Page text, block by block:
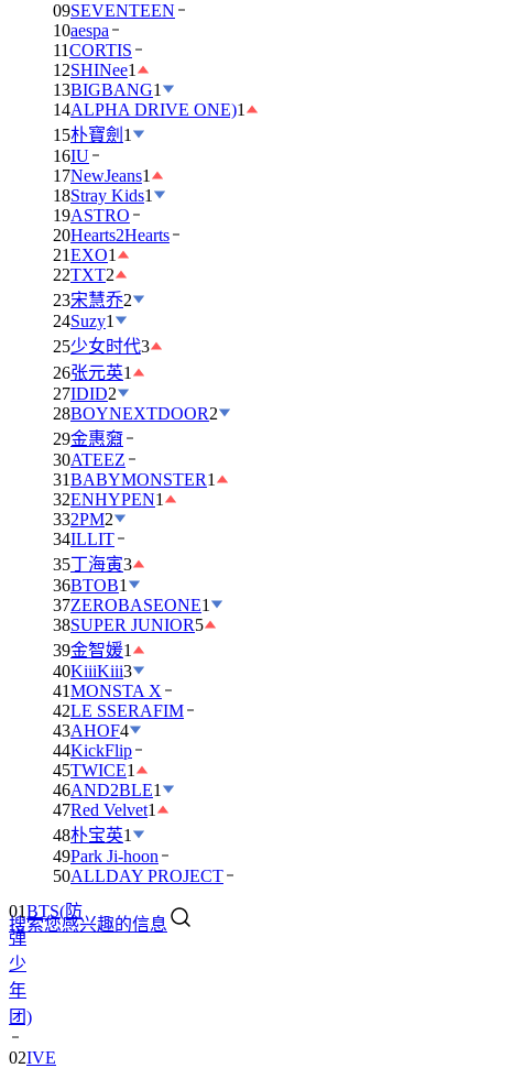
09SEVENTEEN
10aespa
11CORTIS
12SHINee1
13BIGBANG1
14ALPHA DRIVE ONE)1
15朴寶劍 1
16IU
17NewJeans1
18Stray Kids1
19ASTRO
20Hearts2Hearts
21EXO1
22TXT2
23宋慧乔2
24Suzy1
25少女时代3
26张元英1
27IDID2
28BOYNEXTDOOR2
29金惠奫
30ATEEZ
31BABYMONSTER1
32ENHYPEN1
332PM2
34ILLIT
35丁海寅3
36BTOB1
37ZEROBASEONE1
38SUPER JUNIOR5
39金智媛1
40KiiiKiii3
41MONSTA X
42LE SSERAFIM
43AHOF4
44KickFlip
45TWICE1
46AND2BLE1
47Red Velvet1
48朴宝英1
49Park Ji-hoon
50ALLDAY PROJECT
搜索您感兴趣的信息
01BTS(防
弹
少
年
团)
02IVE